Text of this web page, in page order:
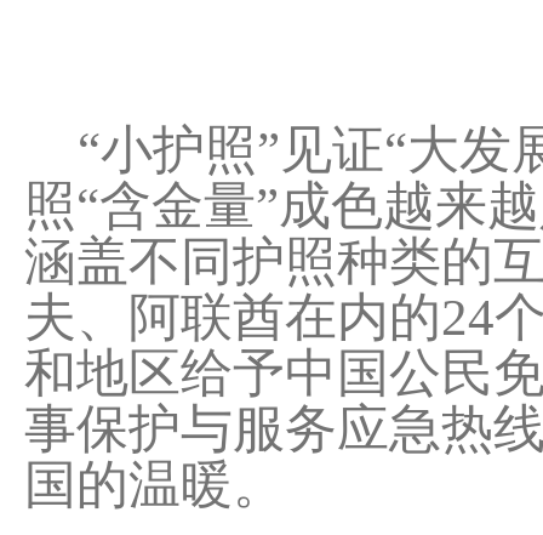
“小护照”见证“大发
照“含金量”成色越来
涵盖不同护照种类的
夫、阿联酋在内的24
和地区给予中国公民
事保护与服务应急热
国的温暖。